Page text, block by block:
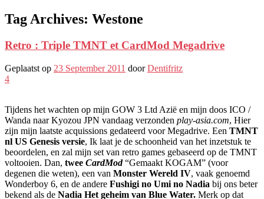
Tag Archives: Westone
Retro : Triple TMNT et CardMod Megadrive
Geplaatst op 23 September 2011 doorDentifritz
4
Tijdens het wachten op mijn GOW 3 Ltd Azië en mijn doos ICO /
Wanda naar Kyozou JPN vandaag verzonden play-asia.com, Hier
zijn mijn laatste acquissions gedateerd voor Megadrive. Een TMNT
nl US Genesis versie, Ik laat je de schoonheid van het inzetstuk te
beoordelen, en zal mijn set van retro games gebaseerd op de TMNT
voltooien. Dan, twee CardMod“Gemaakt KOGAM” (voor
degenen die weten), een van Monster Wereld IV, vaak genoemd
Wonderboy 6, en de andere Fushigi no Umi no Nadia bij ons beter
bekend als de Nadia Het geheim van Blue Water. Merk op dat